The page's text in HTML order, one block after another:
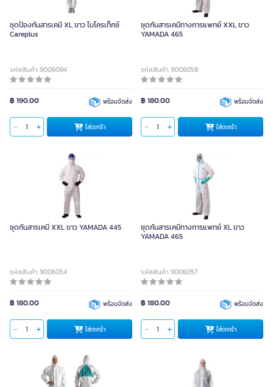
ชุดป้องกันสารเคมี XL ขาว ไมโครเท็กซ์
Careplus
รหัสสินค้า 9006084
฿ 190.00 พร้อมจัดส่ง
ใส่ตะกร้า
ชุดกันสารเคมีทางการแพทย์ XXL ขาว
YAMADA 465
รหัสสินค้า 9006058
฿ 180.00 พร้อมจัดส่ง
ใส่ตะกร้า
ชุดกันสารเคมี XXL ขาว YAMADA 445
รหัสสินค้า 9006054
฿ 180.00 พร้อมจัดส่ง
ใส่ตะกร้า
ชุดกันสารเคมีทางการแพทย์ XL ขาว
YAMADA 465
รหัสสินค้า 9006057
฿ 180.00 พร้อมจัดส่ง
ใส่ตะกร้า